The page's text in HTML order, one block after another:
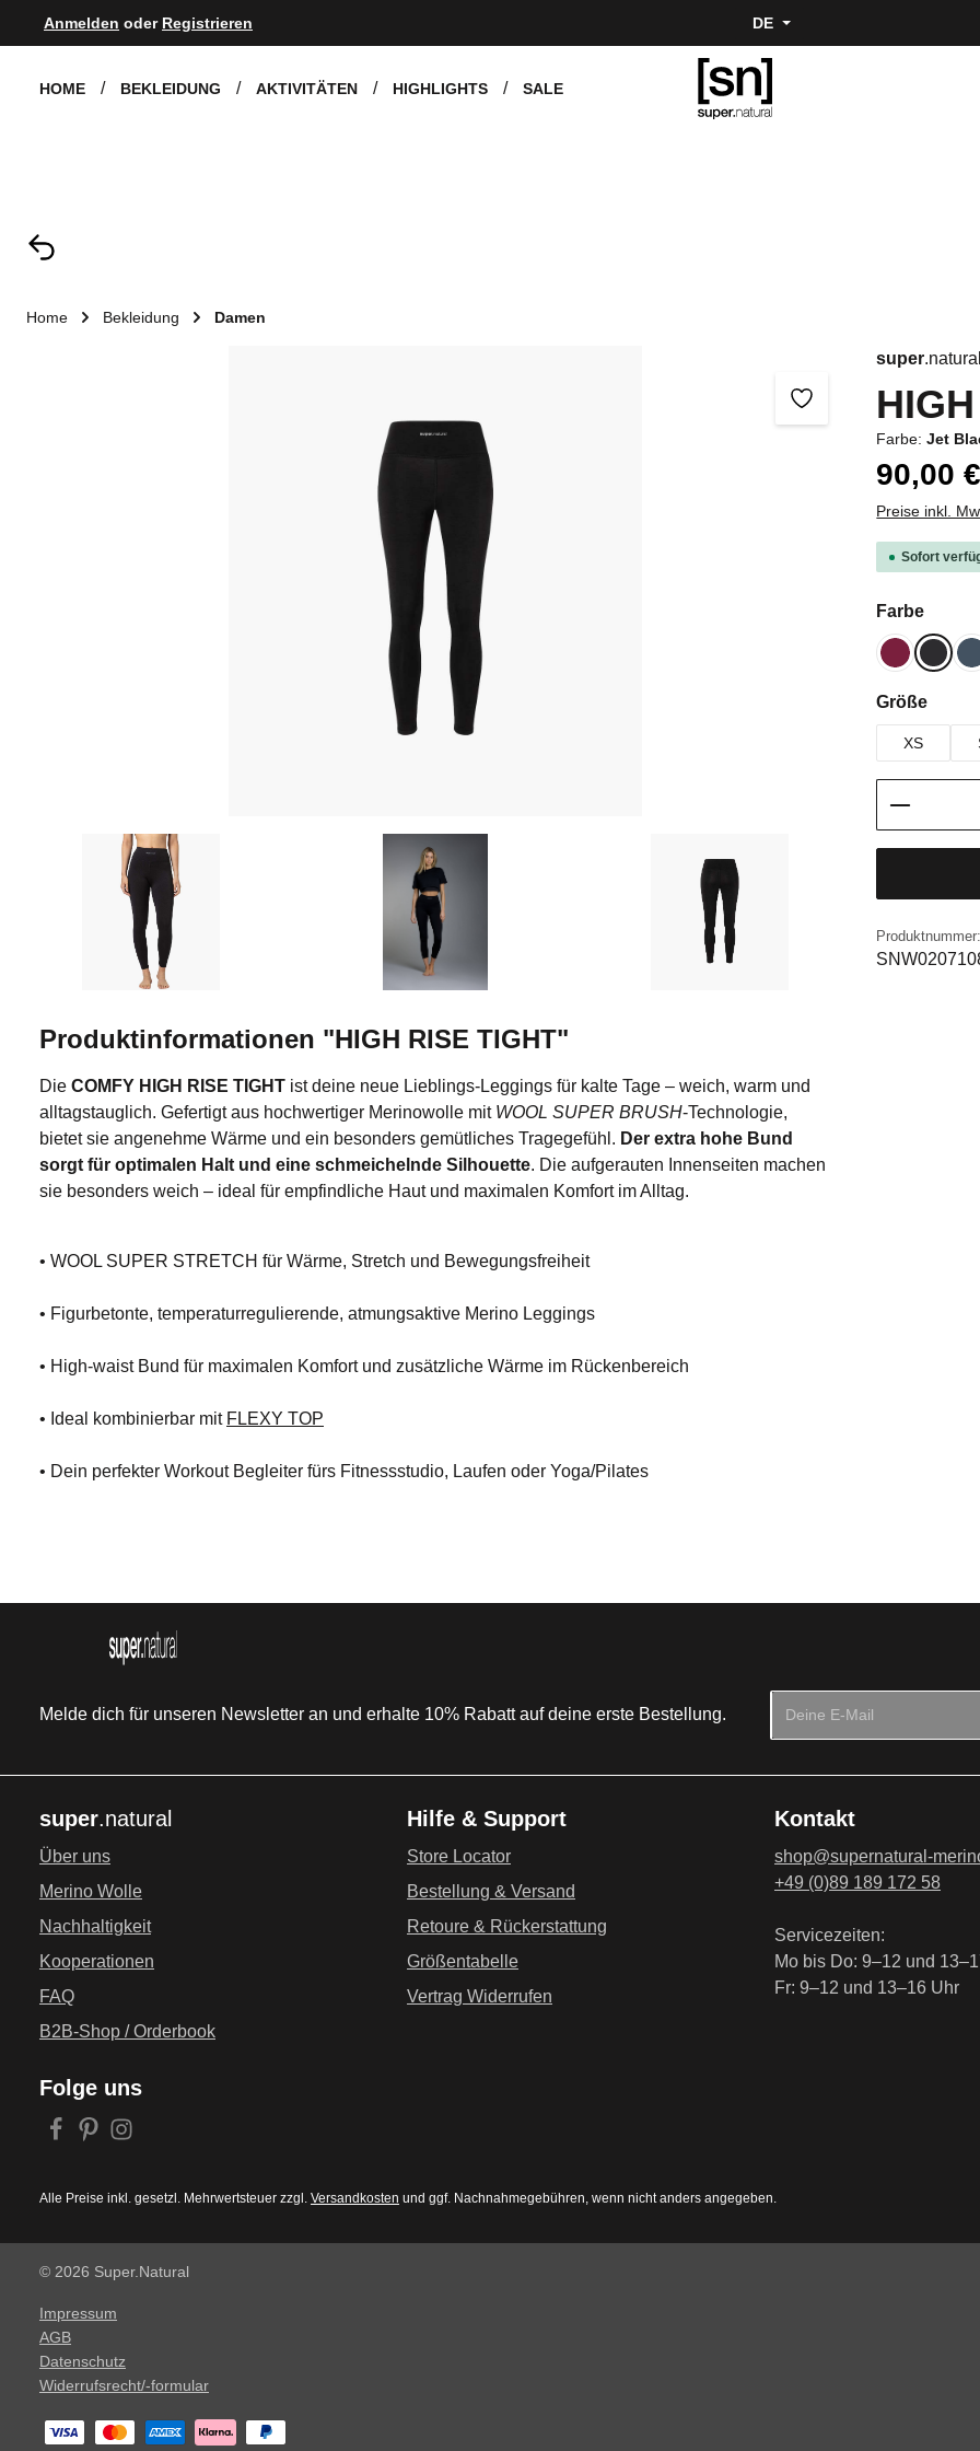
Hauptnavigation springen
Anmelden oder Registrieren DE
HOME BEKLEIDUNG AKTIVITÄTEN HIGHLIGHTS SALE
Home Bekleidung Damen
super.natural
Farbe:Jet
90,00 €
Preise inkl.
Sofort
Farbe
Beet Red
Jet
Größe
XS
Produktnummer:
Produktinformationen "HIGH RISE TIGHT"
Die COMFY HIGH RISE TIGHT ist deine neue Lieblings-Leggings für kalte Tage – weich, warm und
alltagstauglich. Gefertigt aus hochwertiger Merinowolle mit WOOL SUPER BRUSH-Technologie,
bietet sie angenehme Wärme und ein besonders gemütliches Tragegefühl. Der extra hohe Bund
sorgt für optimalen Halt und eine schmeichelnde Silhouette. Die aufgerauten Innenseiten machen
sie besonders weich – ideal für empfindliche Haut und maximalen Komfort im Alltag.
• WOOL SUPER STRETCH für Wärme, Stretch und Bewegungsfreiheit
• Figurbetonte, temperaturregulierende, atmungsaktive Merino Leggings
• High-waist Bund für maximalen Komfort und zusätzliche Wärme im Rückenbereich
• Ideal kombinierbar mit FLEXY TOP
• Dein perfekter Workout Begleiter fürs Fitnessstudio, Laufen oder Yoga/Pilates
Melde dich für unseren Newsletter an und erhalte 10% Rabatt auf deine erste Bestellung.
genommen und die
einverstanden.*
Die mit einem Stern (*)
Folge uns
Alle Preise inkl. gesetzl. Mehrwertsteuer zzgl. Versandkosten und ggf. Nachnahmegebühren, wenn nicht anders angegeben.
super.natural
Über uns
Merino Wolle
Nachhaltigkeit
Kooperationen
FAQ
B2B-Shop / Orderbook
Hilfe & Support
Store Locator
Bestellung & Versand
Retoure & Rückerstattung
Größentabelle
Vertrag Widerrufen
Kontakt
shop@supernatural-
+49 (0)89 189 172 58
Servicezeiten:
Mo bis Do: 9–12 und
Fr: 9–12 und 13–16 Uhr
© 2026 Super.Natural
Impressum
AGB
Datenschutz
Widerrufsrecht/-formular